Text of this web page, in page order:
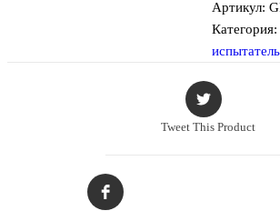
GPM-
78320
мощности
Артикул:
Категория:
Tweet This Product